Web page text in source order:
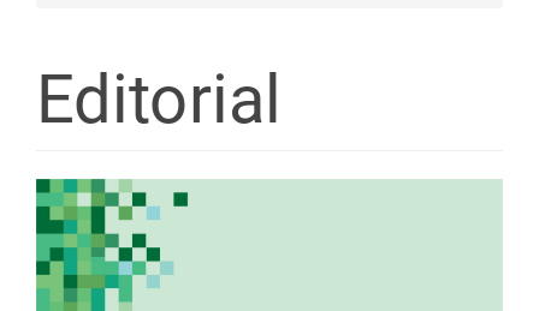
Editorial
Barra
lateral